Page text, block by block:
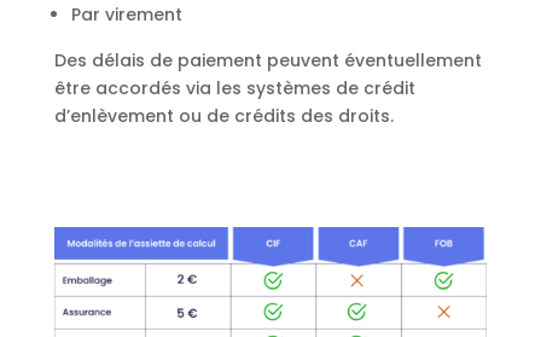
Par virement
Des délais de paiement peuvent éventuellement
être accordés via les systèmes de crédit
d’enlèvement ou de crédits des droits.